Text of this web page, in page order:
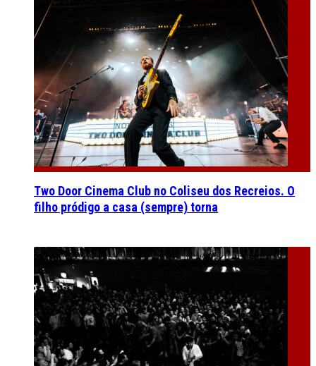
Two Door Cinema Club no Coliseu dos Recreios. O
filho pródigo a casa (sempre) torna